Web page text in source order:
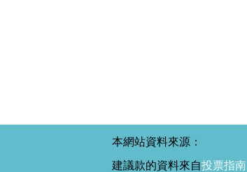
本網站資料來源：
建議款的資料來自投票指南